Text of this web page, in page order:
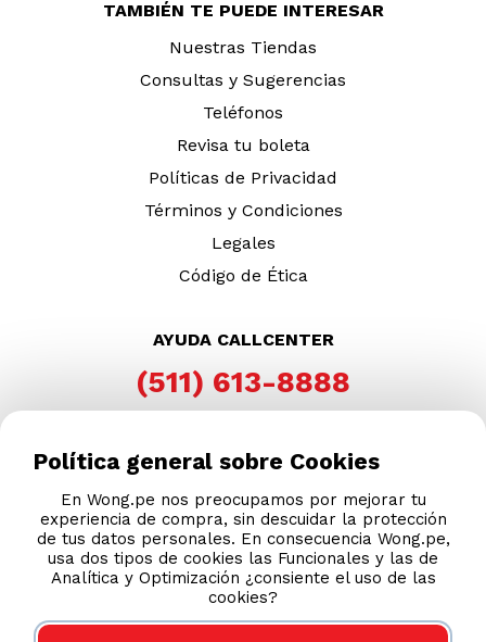
AYUDA CALLCENTER
(511) 613-8888
DESCARGA NUESTRA APP
Política general sobre Cookies
En Wong.pe nos preocupamos por mejorar tu
experiencia de compra, sin descuidar la protección
de tus datos personales. En consecuencia Wong.pe,
usa dos tipos de cookies las Funcionales y las de
Analítica y Optimización ¿consiente el uso de las
cookies?